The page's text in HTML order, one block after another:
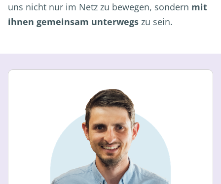
uns nicht nur im Netz zu bewegen, sondern mit
ihnen gemeinsam unterwegs zu sein.